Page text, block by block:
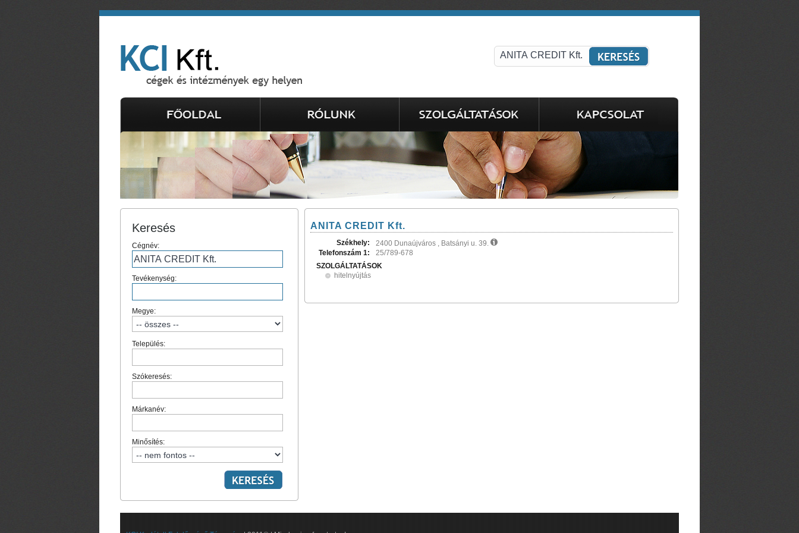
Keresés
Cégnév:
Tevékenység:
Megye:
Település:
Szókeresés:
Márkanév:
Minősítés:
ANITA CREDIT Kft.
Székhely:
2400 Dunaújváros , Batsányi u. 39.
Telefonszám 1:
25/789-678
SZOLGÁLTATÁSOK
hitelnyújtás